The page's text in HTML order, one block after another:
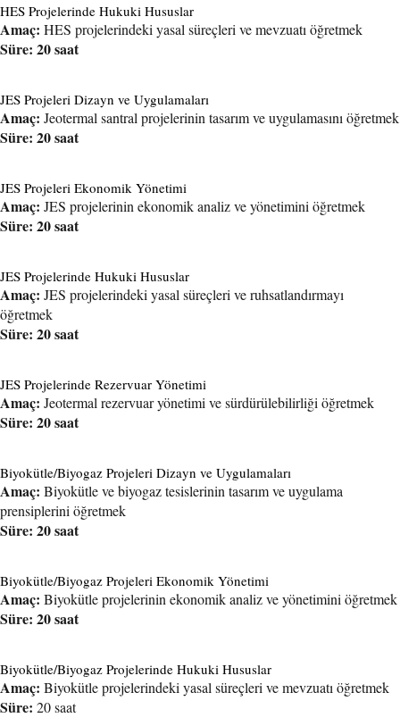
HES Projelerinde Hukuki Hususlar
Amaç: HES projelerindeki yasal süreçleri ve mevzuatı öğretmek
Süre: 20 saat
JES Projeleri Dizayn ve Uygulamaları
Amaç: Jeotermal santral projelerinin tasarım ve uygulamasını öğretmek
Süre: 20 saat
JES Projeleri Ekonomik Yönetimi
Amaç: JES projelerinin ekonomik analiz ve yönetimini öğretmek
Süre: 20 saat
JES Projelerinde Hukuki Hususlar
Amaç: JES projelerindeki yasal süreçleri ve ruhsatlandırmayı
öğretmek
Süre: 20 saat
JES Projelerinde Rezervuar Yönetimi
Amaç: Jeotermal rezervuar yönetimi ve sürdürülebilirliği öğretmek
Süre: 20 saat
Biyokütle/Biyogaz Projeleri Dizayn ve Uygulamaları
Amaç: Biyokütle ve biyogaz tesislerinin tasarım ve uygulama
prensiplerini öğretmek
Süre: 20 saat
Biyokütle/Biyogaz Projeleri Ekonomik Yönetimi
Amaç: Biyokütle projelerinin ekonomik analiz ve yönetimini öğretmek
Süre: 20 saat
Biyokütle/Biyogaz Projelerinde Hukuki Hususlar
Amaç: Biyokütle projelerindeki yasal süreçleri ve mevzuatı öğretmek
Süre: 20 saat